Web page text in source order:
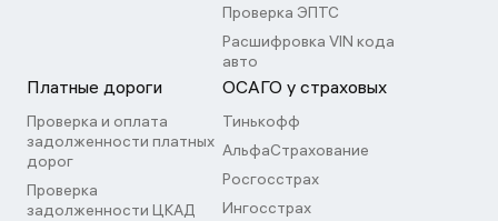
Проверка ЭПТС
Расшифровка VIN кода
авто
Платные дороги
Проверка и оплата
задолженности платных
дорог
Проверка
задолженности ЦКАД
ОСАГО у страховых
Тинькофф
АльфаСтрахование
Росгосстрах
Ингосстрах